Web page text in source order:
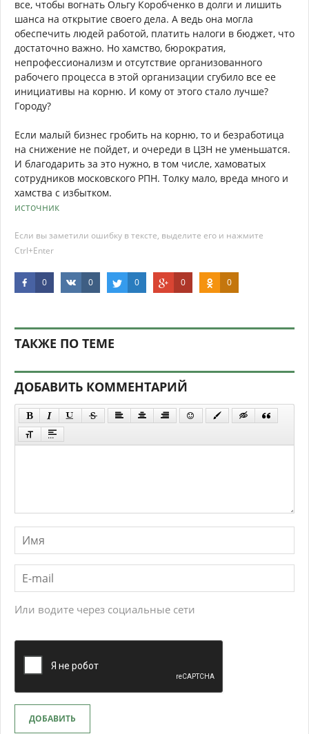
все, чтобы вогнать Ольгу Коробченко в долги и лишить
шанса на открытие своего дела. А ведь она могла
обеспечить людей работой, платить налоги в бюджет, что
достаточно важно. Но хамство, бюрократия,
непрофессионализм и отсутствие организованного
рабочего процесса в этой организации сгубило все ее
инициативы на корню. И кому от этого стало лучше?
Городу?
Если малый бизнес гробить на корню, то и безработица
на снижение не пойдет, и очереди в ЦЗН не уменьшатся.
И благодарить за это нужно, в том числе, хамоватых
сотрудников московского РПН. Толку мало, вреда много и
хамства с избытком.
источник
Если вы заметили ошибку в тексте, выделите его и нажмите
Ctrl+Enter
0 0 0 0 0
ТАКЖЕ ПО ТЕМЕ
ДОБАВИТЬ КОММЕНТАРИЙ
Или водите через социальные сети
ДОБАВИТЬ